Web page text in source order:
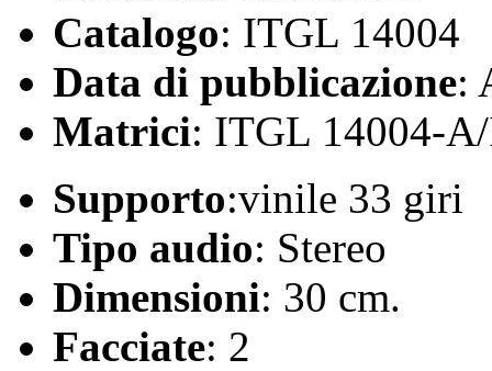
Catalogo: ITGL 14004
Data di pubblicazione:
Matrici: ITGL 14004-
Supporto:vinile 33 giri
Tipo audio: Stereo
Dimensioni: 30 cm.
Facciate: 2